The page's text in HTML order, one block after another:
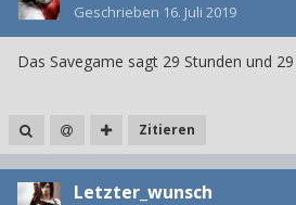
Geschrieben 16. Juli 2019
Das Savegame sagt 29 Stunden und
Zitieren
Letzter_wunsch